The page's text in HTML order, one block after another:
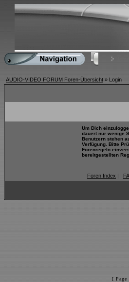
AUDIO-VIDEO FORUM Foren-Übersicht » Login
Um Dich
dauert nur wenige
Benutzern stehen
Verfügung. Bitte
Forenregeln
bereitgestellten
Foren Index |
[ Page